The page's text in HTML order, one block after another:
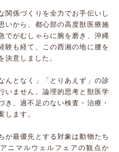
関係づくりを全力でお手伝いし
いから、都心部の高度獣医療施
でがむしゃらに腕を磨き、沖縄
験も経て、この西湘の地に腰を
決意しました。
んとなく」「とりあえず」の診
いません。論理的思考と獣医学
き、過不足のない検査・治療・
します。
が最優先とする対象は動物たち
ニマルウェルフェアの観点か